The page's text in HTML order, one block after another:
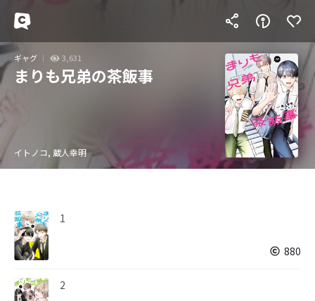
ギャグ 3,631
まりも兄弟の茶飯事
イトノコ, 蔵人幸明
1
880
2